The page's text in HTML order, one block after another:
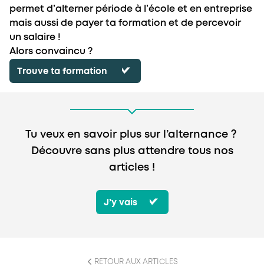
permet d’alterner période à l’école et en entreprise
mais aussi de payer ta formation et de percevoir
un salaire !
Alors convaincu ?
Trouve ta formation
Tu veux en savoir plus sur l’alternance ?
Découvre sans plus attendre tous nos
articles !
J’y vais
RETOUR AUX ARTICLES